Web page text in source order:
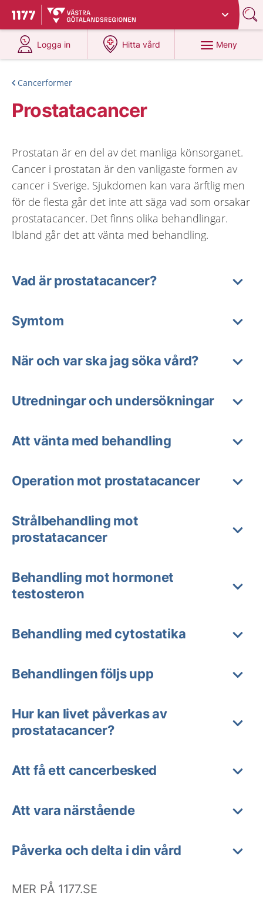
Till startsidan för 1177
Du har valt region
Logga in
på 1177.se
Hitta vård
på 1177.se
Meny
Cancerformer
Prostatacancer
Prostatan är en del av det manliga könsorganet.
Cancer i prostatan är den vanligaste formen av
cancer i Sverige. Sjukdomen kan vara ärftlig men
för de flesta går det inte att säga vad som orsakar
prostatacancer. Det finns olika behandlingar.
Ibland går det att vänta med behandling.
Vad är prostatacancer?
Symtom
När och var ska jag söka vård?
Utredningar och undersökningar
Att vänta med behandling
Operation mot prostatacancer
Strålbehandling mot
prostatacancer
Behandling mot hormonet
testosteron
Behandling med cytostatika
Behandlingen följs upp
Hur kan livet påverkas av
prostatacancer?
Att få ett cancerbesked
Att vara närstående
Påverka och delta i din vård
MER PÅ 1177.SE